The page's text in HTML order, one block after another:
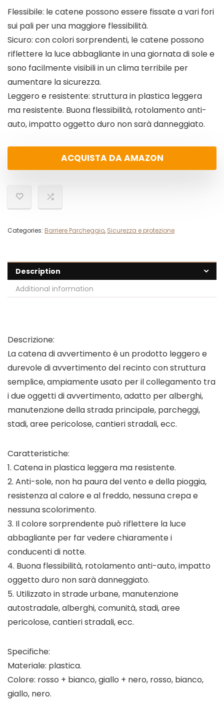
Flessibile: le catene possono essere fissate a vari fori
sui pali per una maggiore flessibilità.
Sicuro: con colori sorprendenti, le catene possono
riflettere la luce abbagliante in una giornata di sole e
sono facilmente visibili in un clima terribile per
aumentare la sicurezza.
Leggero e resistente: struttura in plastica leggera
ma resistente. Buona flessibilità, rotolamento anti-
auto, impatto oggetto duro non sarà danneggiato.
ACQUISTA DA AMAZON
Categories: Barriere Parcheggio, Sicurezza e protezione
Description
Additional information
Descrizione:
La catena di avvertimento è un prodotto leggero e
durevole di avvertimento del recinto con struttura
semplice, ampiamente usato per il collegamento tra
i due oggetti di avvertimento, adatto per alberghi,
manutenzione della strada principale, parcheggi,
stadi, aree pericolose, cantieri stradali, ecc.
Caratteristiche:
1. Catena in plastica leggera ma resistente.
2. Anti-sole, non ha paura del vento e della pioggia,
resistenza al calore e al freddo, nessuna crepa e
nessuna scolorimento.
3. Il colore sorprendente può riflettere la luce
abbagliante per far vedere chiaramente i
conducenti di notte.
4. Buona flessibilità, rotolamento anti-auto, impatto
oggetto duro non sarà danneggiato.
5. Utilizzato in strade urbane, manutenzione
autostradale, alberghi, comunità, stadi, aree
pericolose, cantieri stradali, ecc.
Specifiche:
Materiale: plastica.
Colore: rosso + bianco, giallo + nero, rosso, bianco,
giallo, nero.